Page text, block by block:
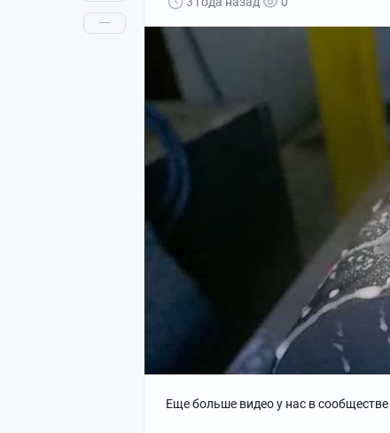
Еще больше видео у нас в сообществе